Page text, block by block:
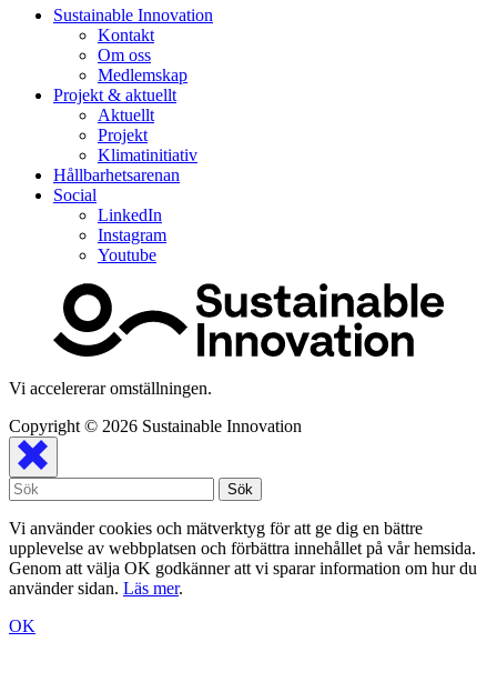
Sustainable Innovation
Kontakt
Om oss
Medlemskap
Projekt & aktuellt
Aktuellt
Projekt
Klimatinitiativ
Hållbarhetsarenan
Social
LinkedIn
Instagram
Youtube
Vi accelererar omställningen.
Copyright © 2026 Sustainable Innovation
Vi använder cookies och mätverktyg för att ge dig en bättre
upplevelse av webbplatsen och förbättra innehållet på vår hemsida.
Genom att välja OK godkänner att vi sparar information om hur du
använder sidan. Läs mer.
OK